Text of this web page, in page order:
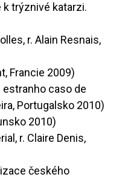
trýznivé katarzi.
r. Alain Resnais,
Francie 2009)
estranho caso de
Portugalsko 2010)
2010)
r. Claire Denis,
českého